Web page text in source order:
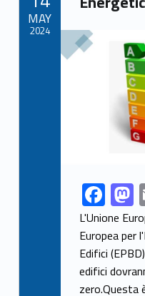
Link identifier archive #link-archive-thumb-soap-56600
Link identifier share facebook archive #share-link-archive-42924F
ac
e
b
o
d
o
L'Unione
Europea per
Edifici
edifici
zero.Questa
MAY
2024